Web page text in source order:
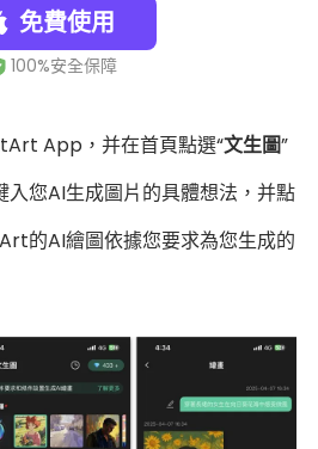
免費使用
App，并在首頁點選“文生圖”
入您AI生成圖片的具體想法，并點
的AI繪圖依據您要求為您生成的